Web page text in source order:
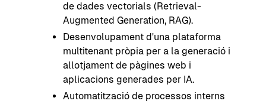
de dades vectorials (Retrieval-
Augmented Generation, RAG).
Desenvolupament d'una plataforma
multitenant pròpia per a la generació i
allotjament de pàgines web i
aplicacions generades per IA.
Automatització de processos interns